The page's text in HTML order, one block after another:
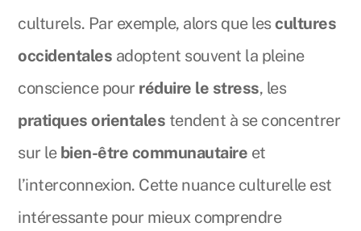
culturels. Par exemple, alors que lescultures
occidentales adoptent souvent la pleine
conscience pour réduire le stress, les
pratiques orientales tendent à se concentrer
sur le bien-être communautaire et
l’interconnexion. Cette nuance culturelle est
intéressante pour mieux comprendre